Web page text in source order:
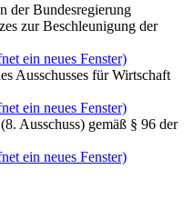
der Bundesregierung
zur Beschleunigung der
ein neues Fenster)
Ausschusses für Wirtschaft
ein neues Fenster)
Ausschuss) gemäß § 96 der
ein neues Fenster)